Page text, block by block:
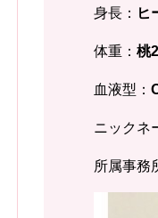
身長： ヒ
体重： 桃
血液型：
ニックネ
所属事務